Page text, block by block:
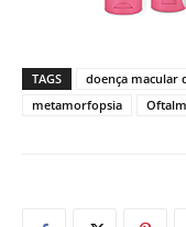
TAGS doença macular
metamorfopsia